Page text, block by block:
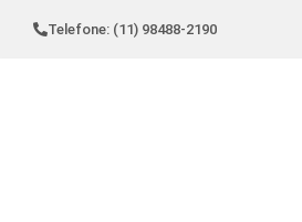
Telefone: (11) 98488-2190